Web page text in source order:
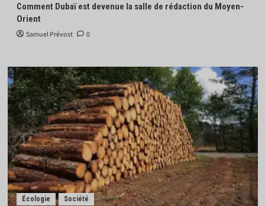
Comment Dubaï est devenue la salle de rédaction du Moyen-
Orient
Samuel Prévost 0
Écologie Société